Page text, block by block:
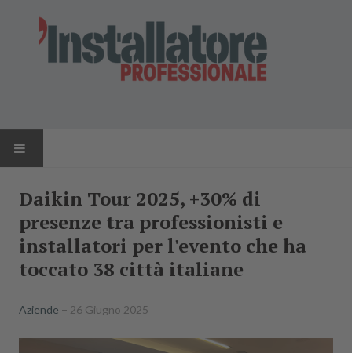
NEWS
AZIENDE
PRODOTTI
RIVISTA
Daikin Tour 2025, +30% di
presenze tra professionisti e
installatori per l'evento che ha
toccato 38 città italiane
Aziende 26 Giugno 2025